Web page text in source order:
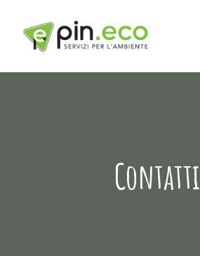
Contatti